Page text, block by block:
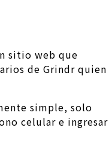
sitio web que
de Grindr quien
simple, solo
celular e ingresar